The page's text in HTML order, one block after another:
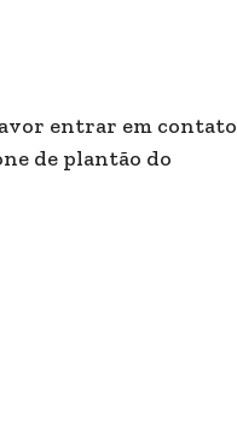
entrar em contato
de plantão do